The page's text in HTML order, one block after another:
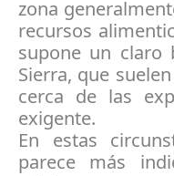
zona
recursos
supone un claro
Sierra, que
cerca de las
exigente.
En estas
parece más